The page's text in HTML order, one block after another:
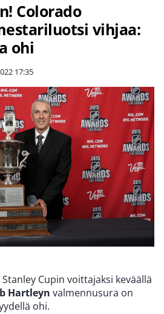
Colorado
vihjaa:
ohi
17:35
Cupin voittajaksi keväällä
Hartleyn valmennusura on
ohi.